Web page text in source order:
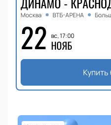
Москва ВТБ-АРЕНА
22 вс, 17:00
НОЯБ